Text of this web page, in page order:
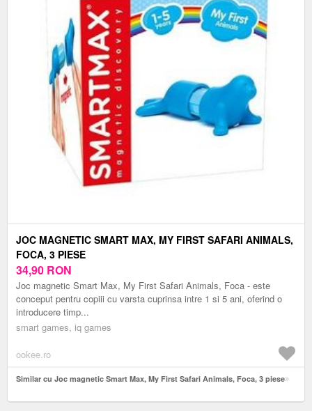
JOC MAGNETIC SMART MAX, MY FIRST SAFARI ANIMALS,
FOCA, 3 PIESE
34,90 RON
Joc magnetic Smart Max, My First Safari Animals, Foca - este
conceput pentru copiii cu varsta cuprinsa intre 1 si 5 ani, oferind o
introducere timp...
smart games, iq games
ookee.ro
Similar cu Joc magnetic Smart Max, My First Safari Animals, Foca, 3 piese